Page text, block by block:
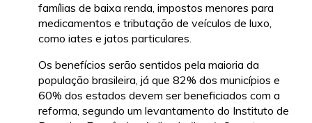
famílias de baixa renda, impostos menores para
medicamentos e tributação de veículos de luxo,
como iates e jatos particulares.
Os benefícios serão sentidos pela maioria da
população brasileira, já que 82% dos municípios e
60% dos estados devem ser beneficiados com a
reforma, segundo um levantamento do Instituto de